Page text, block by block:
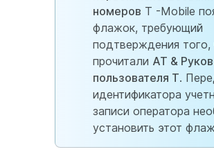
номеров T -Mobile
флажок, требующий
подтверждения того,
прочитали AT &
пользователя T.
идентификатора
записи оператора
установить этот